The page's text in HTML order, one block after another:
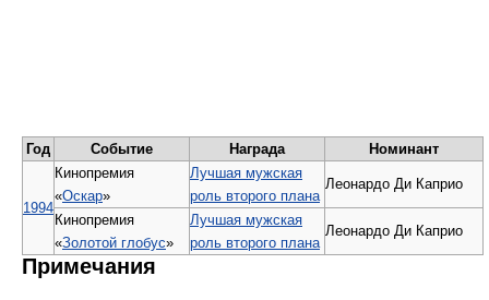
Год Событие Награда Номинант
1994
Кинопремия
«Оскар»
Лучшая мужская
роль второго плана
Леонардо Ди Каприо
Кинопремия
«Золотой глобус»
Лучшая мужская
роль второго плана
Леонардо Ди Каприо
Примечания